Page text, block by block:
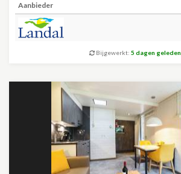
Aanbieder
Bijgewerkt: 5 dagen geleden